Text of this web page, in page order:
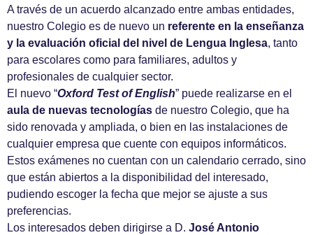
A través de un acuerdo alcanzado entre ambas entidades,
nuestro Colegio es de nuevo un referente en la enseñanza
y la evaluación oficial del nivel de Lengua Inglesa, tanto
para escolares como para familiares, adultos y
profesionales de cualquier sector.
El nuevo “Oxford Test of English” puede realizarse en el
aula de nuevas tecnologías de nuestro Colegio, que ha
sido renovada y ampliada, o bien en las instalaciones de
cualquier empresa que cuente con equipos informáticos.
Estos exámenes no cuentan con un calendario cerrado, sino
que están abiertos a la disponibilidad del interesado,
pudiendo escoger la fecha que mejor se ajuste a sus
preferencias.
Los interesados deben dirigirse a D. José Antonio